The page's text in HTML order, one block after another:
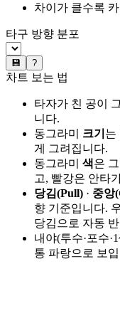
차이가 클수록
타구 방향 분포
💾 ?
차트 보는 법
타자가 친 공이
니다.
동그라미 크기 는
게 그려집니다.
동그라미 색은
고, 빨강은 안타
당김(Pull) · 중앙
향 기준입니다.
당김으로 자동
내야(투수·포수
통 파랑으로 보